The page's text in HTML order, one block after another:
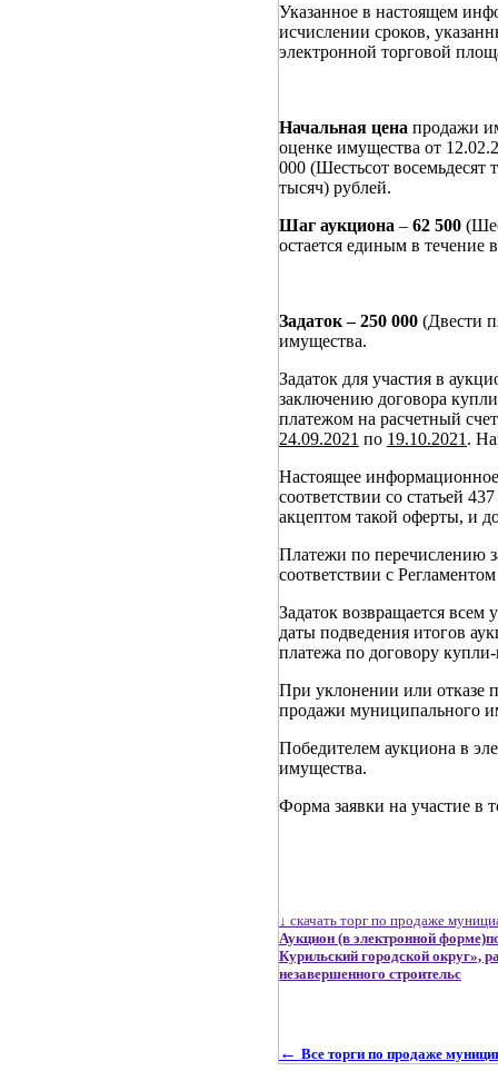
Указанное в настоящем
исчислении сроков,
электронной торговой
Начальная цена продажи
оценке имущества от
000 (Шестьсот восемьдесят
тысяч) рублей.
Шаг аукциона – 62 500
остается единым в течение
Задаток – 250 000 (Двести
имущества.
Задаток для участия в
заключению договора
платежом на расчетный
24.09.2021 по 19.10.2021 .
Настоящее информационное
соответствии со статьей
акцептом такой оферты, и
Платежи по перечислению
соответствии с
Задаток возвращается
даты подведения итогов
платежа по договору
При уклонении или отказе
продажи муниципального
Победителем аукциона в
имущества.
Форма заявки на участие в
↓ скачать торг по продаже
Аукцион (в электронной
Курильский городской округ»,
незавершенного строительс
← Все торги по продаже